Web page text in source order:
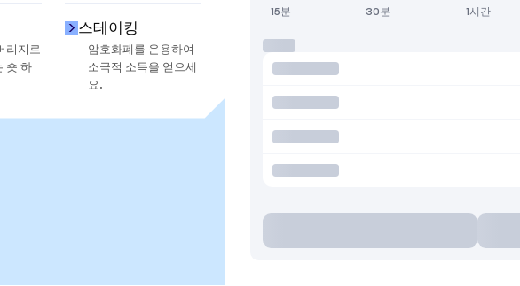
리지로
숏 하
스테이킹
암호화폐를 운용하여
소극적 소득을 얻으세
요.
15분 30분 1시간